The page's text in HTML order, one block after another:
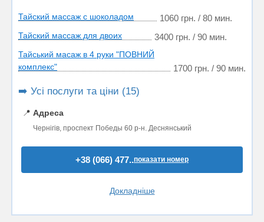
Тайский массаж с шоколадом 1060 грн. / 80 мин.
Тайский массаж для двоих 3400 грн. / 90 мин.
Тайський масаж в 4 руки "ПОВНИЙ
комплекс"
1700 грн. / 90 мин.
➡️ Усі послуги та ціни (15)
📍 Адреса
Чернігів, проспект Победы 60 р-н. Деснянський
+38 (066) 477..показати номер
Докладніше